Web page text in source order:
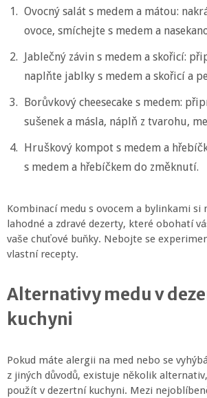
Ovocný salát s medem a mátou:
ovoce, smíchejte s medem a
Jablečný závin s medem a skořicí:
naplňte jablky s medem a skořicí a
Borůvkový cheesecake s medem:
sušenek a másla, náplň z tvarohu,
Hruškový kompot s medem a
s medem a hřebíčkem do změknutí.
Kombinací medu s ovocem a bylinkami si
lahodné a zdravé dezerty, které obohatí
vaše chuťové buňky. Nebojte se
vlastní recepty.
Alternativy medu v
kuchyni
Pokud máte alergii na med nebo se
z jiných důvodů, existuje několik
použít v dezertní kuchyni. Mezi